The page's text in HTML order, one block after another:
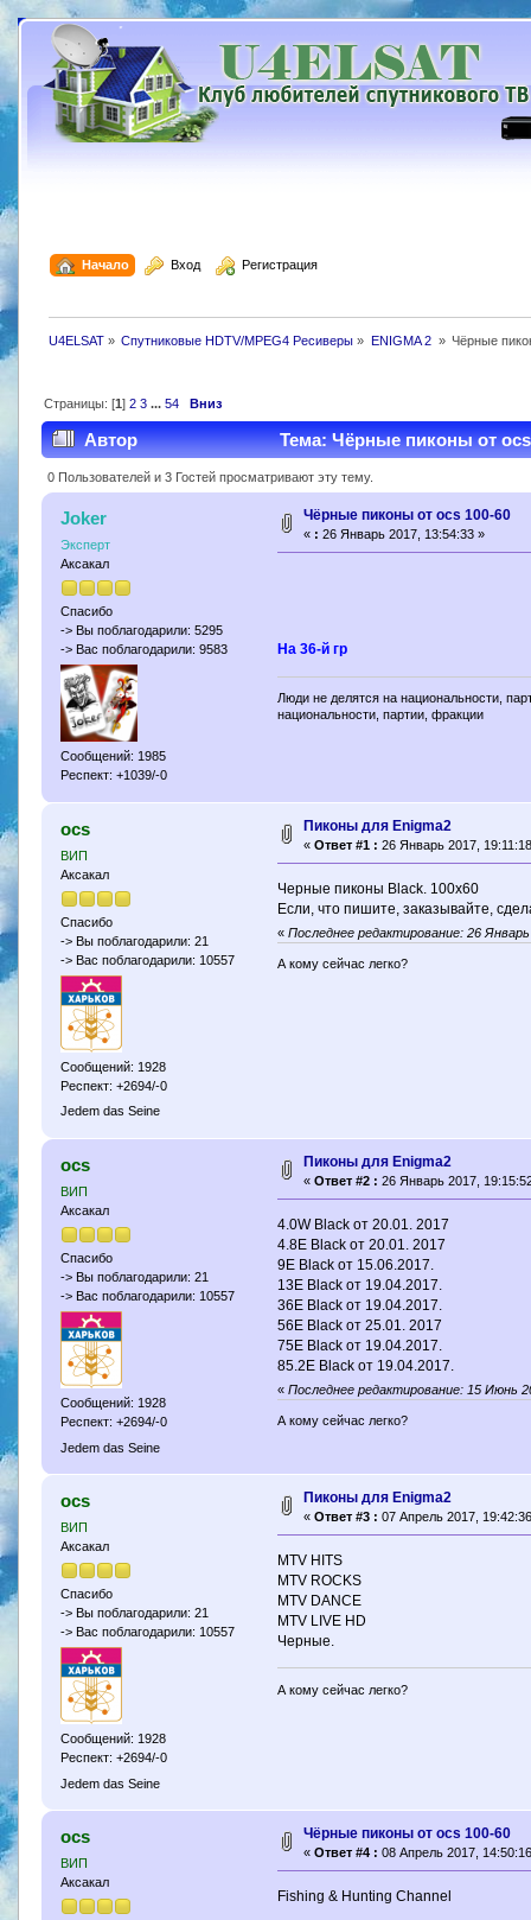
Начало Вход Регистрация
U4ELSAT» Спутниковые HDTV/MPEG4 Ресиверы » ENIGMA 2 » Чёрные
Страницы: [1] 2 3 ... 54 Вниз
Автор Тема: Чёрные пиконы от ocs
0 Пользователей и 3 Гостей просматривают эту тему.
Joker
Эксперт
Аксакал
Спасибо
-> Вы поблагодарили: 5295
-> Вас поблагодарили: 9583
Сообщений: 1985
Респект: +1039/-0
Чёрные пиконы от ocs 100-60
« : 26 Январь 2017, 13:54:33 »
На 36-й гр
Люди не делятся на национальности,
национальности, партии, фракции
ocs
ВИП
Аксакал
Спасибо
-> Вы поблагодарили: 21
-> Вас поблагодарили: 10557
Сообщений: 1928
Респект: +2694/-0
Jedem das Seine
Пиконы для Enigma2
« Ответ #1 : 26 Январь 2017,
Черные пиконы Black. 100х60
Если, что пишите, заказывайте,
«Последнее редактирование: 26
А кому сейчас легко?
ocs
ВИП
Аксакал
Спасибо
-> Вы поблагодарили: 21
-> Вас поблагодарили: 10557
Сообщений: 1928
Респект: +2694/-0
Jedem das Seine
Пиконы для Enigma2
« Ответ #2 : 26 Январь 2017,
4.0W Black от 20.01. 2017
4.8E Black от 20.01. 2017
9Е Black от 15.06.2017.
13Е Black от 19.04.2017.
36E Black от 19.04.2017.
56E Black от 25.01. 2017
75E Black от 19.04.2017.
85.2E Black от 19.04.2017.
«Последнее редактирование: 15 Июнь
А кому сейчас легко?
ocs
ВИП
Аксакал
Спасибо
-> Вы поблагодарили: 21
-> Вас поблагодарили: 10557
Сообщений: 1928
Респект: +2694/-0
Jedem das Seine
Пиконы для Enigma2
« Ответ #3 : 07 Апрель 2017,
MTV HITS
MTV ROCKS
MTV DANCE
MTV LIVE HD
Черные.
А кому сейчас легко?
ocs
ВИП
Аксакал
Чёрные пиконы от ocs 100-60
« Ответ #4 : 08 Апрель 2017,
Fishing & Hunting Channel